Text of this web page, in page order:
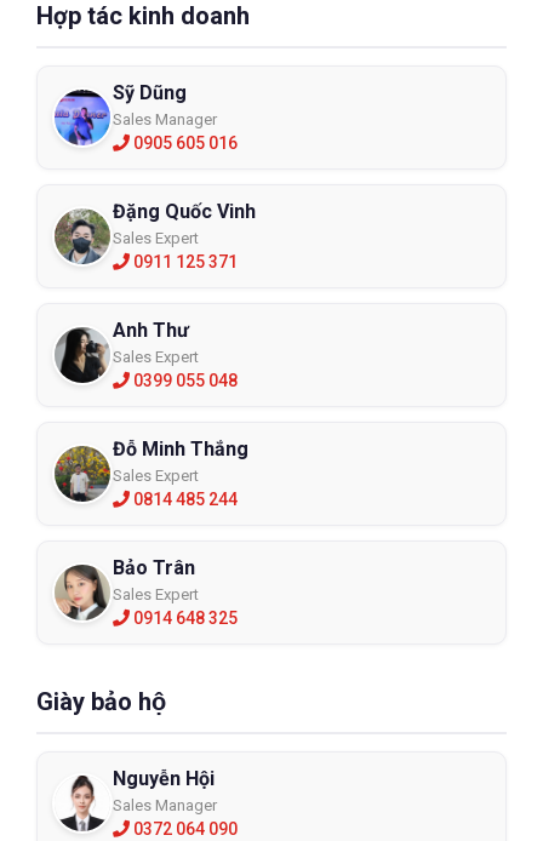
Hợp tác kinh doanh
Sỹ Dũng
Sales Manager
0905 605 016
Đặng Quốc Vinh
Sales Expert
0911 125 371
Anh Thư
Sales Expert
0399 055 048
Đỗ Minh Thắng
Sales Expert
0814 485 244
Bảo Trân
Sales Expert
0914 648 325
Giày bảo hộ
Nguyễn Hội
Sales Manager
0372 064 090